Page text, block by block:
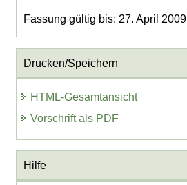
Fassung gültig bis: 27. April 2009
Drucken/Speichern
HTML-Gesamtansicht
Vorschrift als PDF
Hilfe